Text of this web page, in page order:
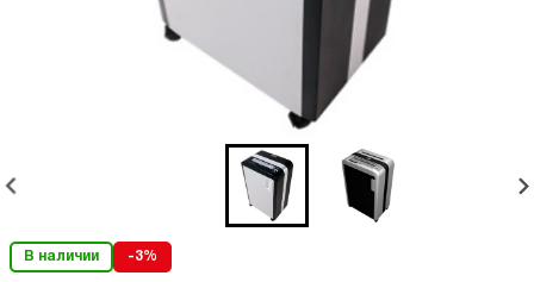
В наличии -3%